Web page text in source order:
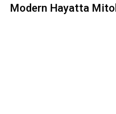
Modern Hayatta